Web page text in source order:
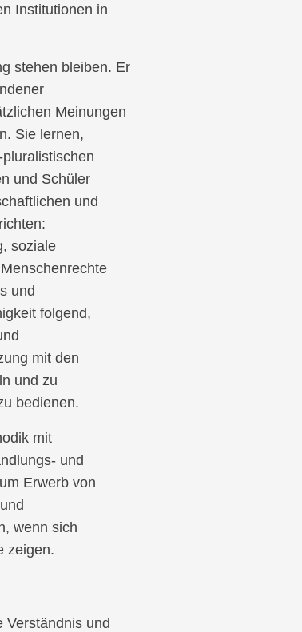
Institutionen in
stehen bleiben. Er
Meinungen
Sie lernen,
und Schüler
und
soziale
und
folgend,
mit den
und zu
bedienen.
mit
und
Erwerb von
wenn sich
zeigen.
Verständnis und